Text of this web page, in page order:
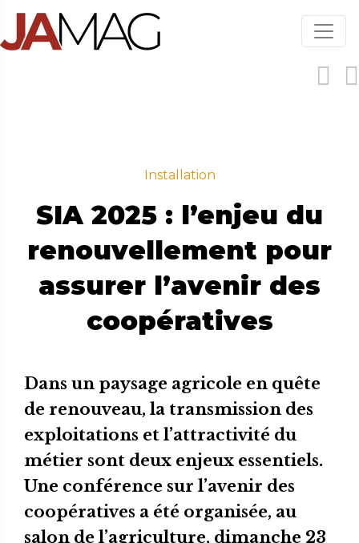
Aller
contenu
Installation
SIA 2025 : l’enjeu du
renouvellement pour
assurer l’avenir des
coopératives
Dans un paysage agricole en quête
de renouveau, la transmission des
exploitations et l’attractivité du
métier sont deux enjeux essentiels.
Une conférence sur l’avenir des
coopératives a été organisée, au
salon de l’agriculture, dimanche 23